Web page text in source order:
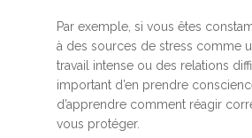
Par exemple, si vous êtes
à des sources de stress comme
travail intense ou des relations
important d’en prendre
d’apprendre comment réagir
vous protéger.